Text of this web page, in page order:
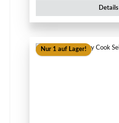
Details
Nur 1 auf Lager!